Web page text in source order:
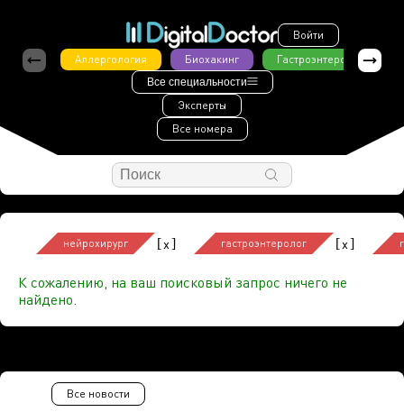
Войти
Аллергология
Биохакинг Гастроэнтерология
Все специальности
Эксперты
Все номера
нейрохирург [x] гастроэнтеролог [x]
К сожалению, на ваш поисковый запрос ничего не
найдено.
Все новости